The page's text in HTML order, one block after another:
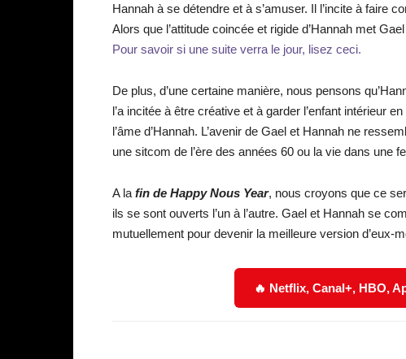
Hannah à se détendre et à s’amuser. Il l’incite à faire
Alors que l’attitude coincée et rigide d’Hannah met
Pour savoir si une suite verra le jour, lisez ceci.
De plus, d’une certaine manière, nous pensons
l’a incitée à être créative et à garder l’enfant intérieur
l’âme d’Hannah. L’avenir de Gael et Hannah ne
une sitcom de l’ère des années 60 ou la vie dans une
A la fin de Happy Nous Year, nous croyons que ce
ils se sont ouverts l’un à l’autre. Gael et Hannah se
mutuellement pour devenir la meilleure version d’eux-
🔥 Netflix, Canal+, HBO,